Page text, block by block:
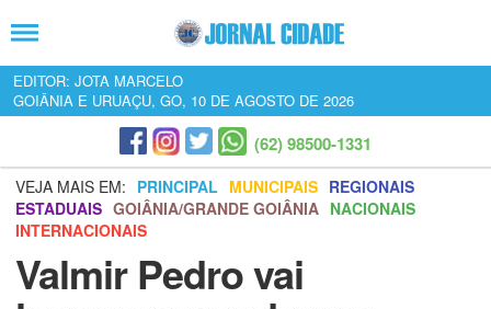
EDITOR: JOTA MARCELO
GOIÂNIA E URUAÇU, GO, 10 DE AGOSTO DE 2026
(62) 98500-1331
VEJA MAIS EM: PRINCIPAL MUNICIPAIS REGIONAIS
ESTADUAIS GOIÂNIA/GRANDE GOIÂNIA NACIONAIS
INTERNACIONAIS
Valmir Pedro vai